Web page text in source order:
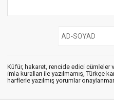
Küfür, hakaret, rencide edici cümleler
imla kuralları ile yazılmamış, Türkçe
harflerle yazılmış yorumlar